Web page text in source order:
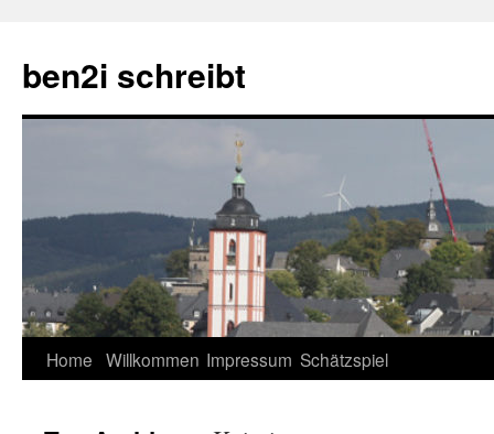
ben2i schreibt
Skip
Home Willkommen Impressum Schätzspiel